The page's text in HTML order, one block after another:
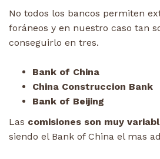
No todos los bancos permiten
foráneos y en nuestro caso tan
conseguirlo en tres.
Bank of China
China Construccion Bank
Bank of Beijing
Las comisiones son muy
siendo el Bank of China el mas